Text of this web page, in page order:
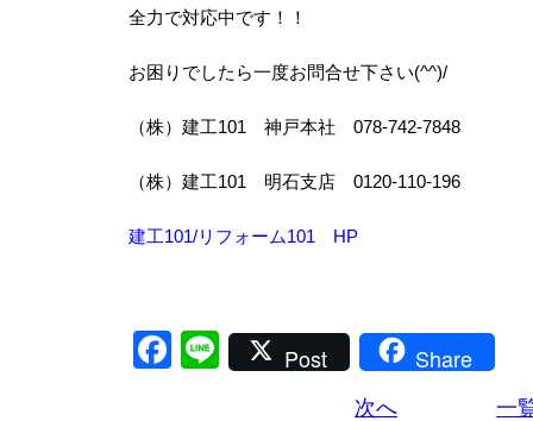
全力で対応中です！！
お困りでしたら一度お問合せ下さい(^^)/
（株）建工101 神戸本社 078-742-7848
（株）建工101 明石支店 0120-110-196
建工101/リフォーム101 HP
Facebook
LinePost Share
次へ 一